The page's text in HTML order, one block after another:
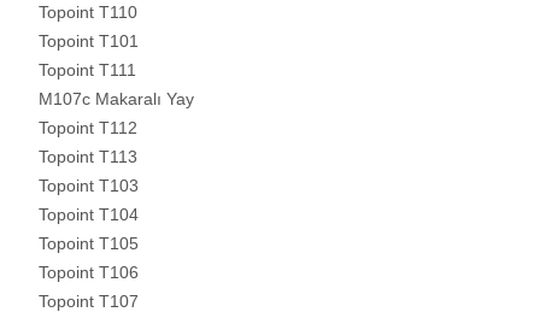
Topoint T110
Topoint T101
Topoint T111
M107c Makaralı Yay
Topoint T112
Topoint T113
Topoint T103
Topoint T104
Topoint T105
Topoint T106
Topoint T107